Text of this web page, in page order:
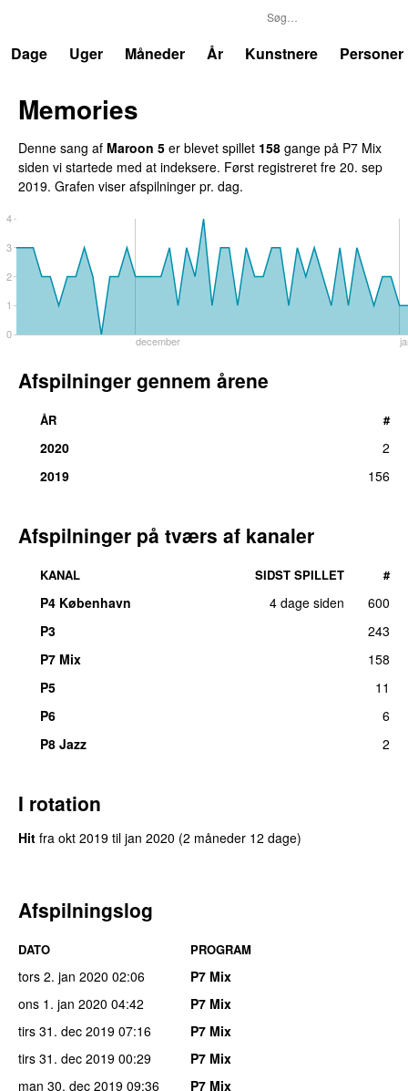
Dage
Uger Måneder År Kunstnere Personer
Memories
Denne sang af Maroon 5 er blevet spillet 158 gange på P7 Mix
siden vi startede med at indeksere. Først registreret fre 20. sep
2019. Grafen viser afspilninger pr. dag.
0
1
2
3
4
december
Afspilninger gennem årene
ÅR #
2020
2
2019
156
Afspilninger på tværs af kanaler
KANAL SIDST SPILLET #
P4 København 4 dage siden
600
P3
243
P7 Mix
158
P5
11
P6
6
P8 Jazz
2
I rotation
Hit fra okt 2019 til jan 2020 (2 måneder 12 dage)
Afspilningslog
DATO PROGRAM
tors 2. jan 2020 02:06
P7 Mix
ons 1. jan 2020 04:42
P7 Mix
tirs 31. dec 2019 07:16
P7 Mix
tirs 31. dec 2019 00:29
P7 Mix
man 30. dec 2019 09:36
P7 Mix